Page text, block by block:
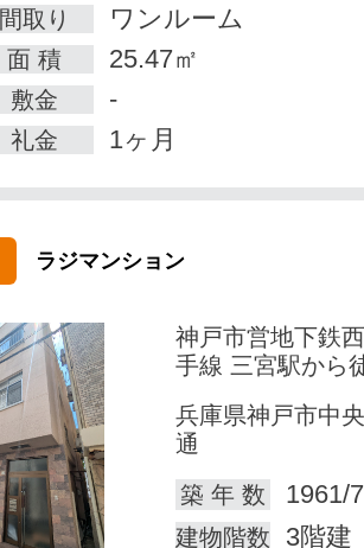
間取り
ワンルーム
面 積 25.47㎡
敷金 -
礼金 1ヶ月
ラジマンション
神戸市営地下鉄
手線 三宮駅から
兵庫県神戸市中
通
築 年 数
1961/
建物階数 3階建